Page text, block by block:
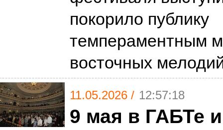
покорило публику
темпераментным
восточных
11.05.2026 / 12:57:18
9 мая в ГАБТе